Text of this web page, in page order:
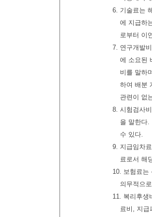
6. 기술료는
에 지급하
로부터 이
7. 연구개발
에 소요된
비를 말하
하여 배분
관련이 없
8. 시험검사
을 말한다.
수 있다.
9. 지급임차
료로서 해
10. 보험료는
의무적으
11. 복리후생
료비, 지급